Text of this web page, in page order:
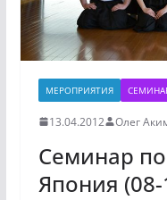
МЕРОПРИЯТИЯ
13.04.2012 Олег
Семинар
Япония